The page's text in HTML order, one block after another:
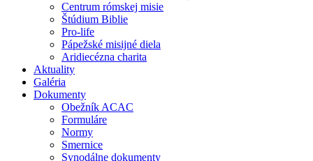
Centrum rómskej misie
Štúdium Biblie
Pro-life
Pápežské misijné diela
Aridiecézna charita
Aktuality
Galéria
Dokumenty
Obežník ACAC
Formuláre
Normy
Smernice
Synodálne dokumenty